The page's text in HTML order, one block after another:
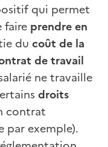
qui permet
faire prendre en
du coût de la
de travail
ne travaille
droits
contrat
exemple).